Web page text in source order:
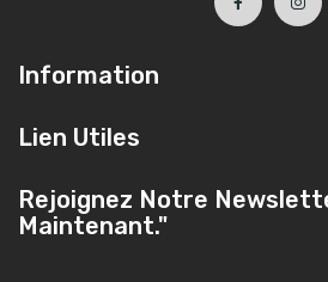
Information
Lien Utiles
Rejoignez Notre
Maintenant."